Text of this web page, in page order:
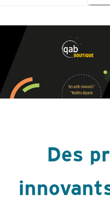
Des